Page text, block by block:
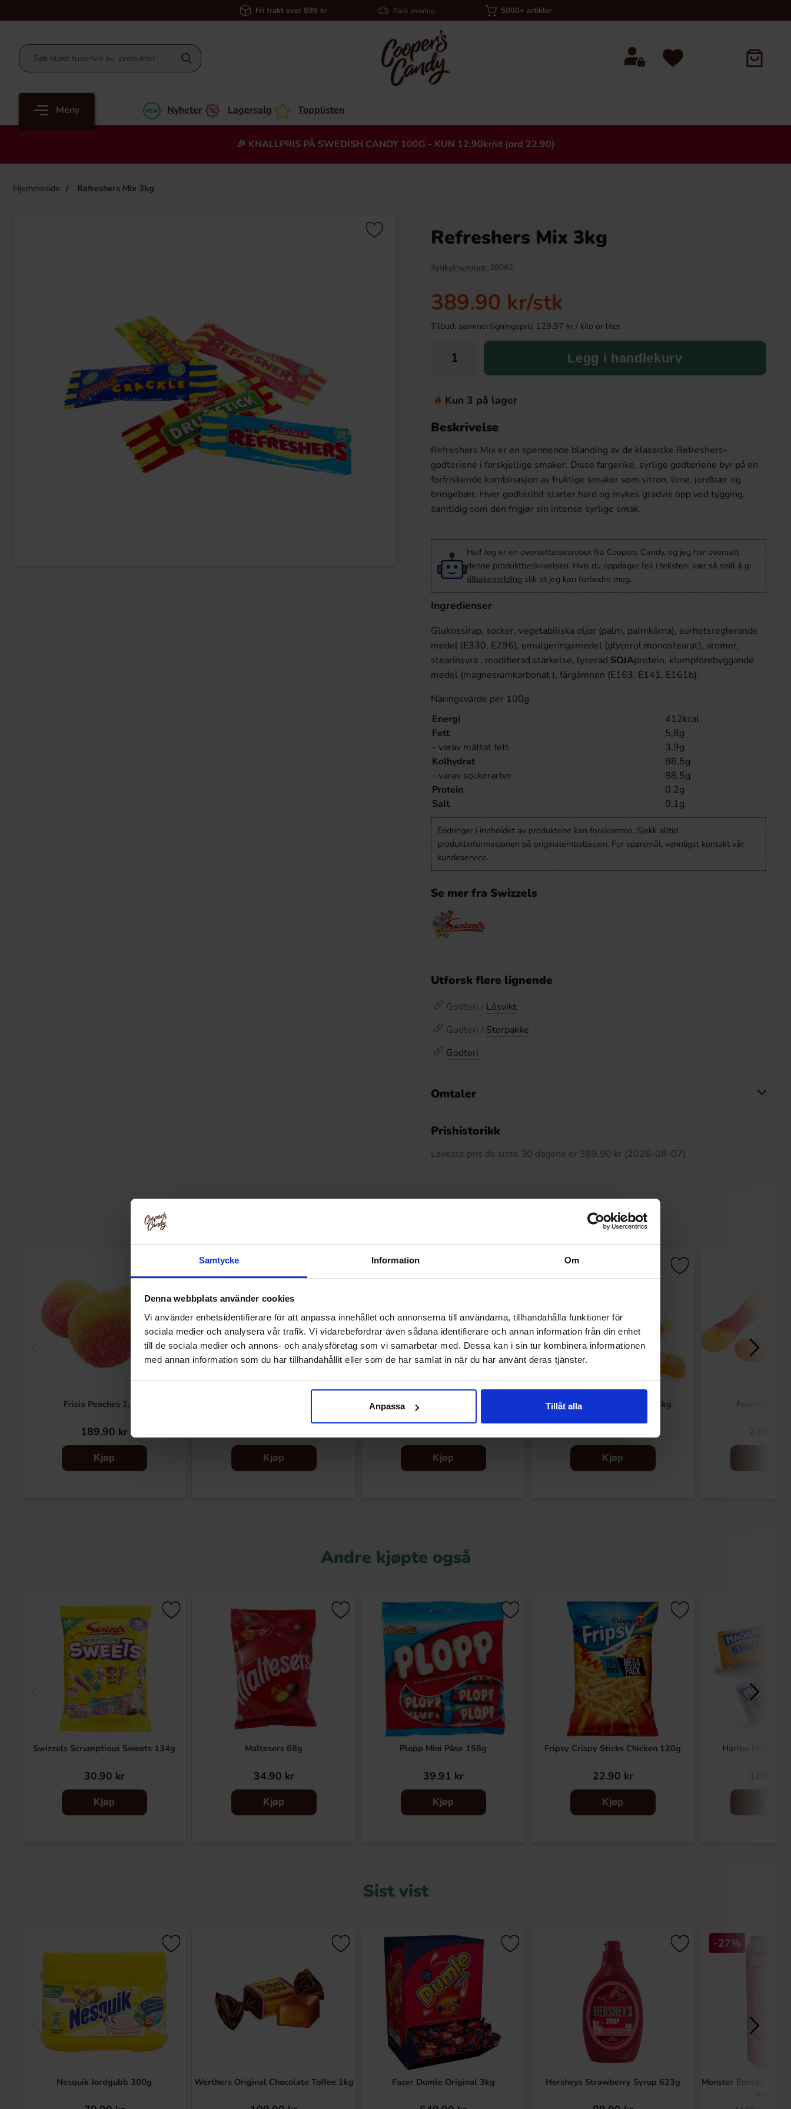
Samtycke Information Om
Denna webbplats använder cookies
Vi använder enhetsidentifierare för att anpassa innehållet och annonserna till användarna, tillhandahålla funktioner för
sociala medier och analysera vår trafik. Vi vidarebefordrar även sådana identifierare och annan information från din enhet
till de sociala medier och annons- och analysföretag som vi samarbetar med. Dessa kan i sin tur kombinera informationen
med annan information som du har tillhandahållit eller som de har samlat in när du har använt deras tjänster.
Anpassa Tillåt alla
Fri frakt over 899 kr Rask levering 5000+ artikler
Meny Nyheter Lagersalg Topplisten
🎉 KNALLPRIS PÅ SWEDISH CANDY 100G - KUN 12,90kr/st (ord 22,90)
Hjemmeside Refreshers Mix 3kg
Heading
Refreshers Citron Hel Låda 60st
229.90 kr
Red Bull Iced Vanilla Berry 25cl
39.91 kr
Marabou Daim Dubbel 56g x 36st
229.90 kr 38.90 kr
Köp Köp
Refreshers Mix 3kg
Artikelnummer: 28082
389.90 kr/stk
Tilbud, sammenligningspris 129.97 kr / kilo or liter
Legg i handlekurv
Kun 3 på lager
Beskrivelse
Refreshers Mix er en spennende blanding av de klassiske Refreshers-
godteriene i forskjellige smaker. Disse fargerike, syrlige godteriene byr på en
forfriskende kombinasjon av fruktige smaker som sitron, lime, jordbær og
bringebær. Hver godteribit starter hard og mykes gradvis opp ved tygging,
samtidig som den frigjør sin intense syrlige smak.
Hei! Jeg er en oversettelsesrobot fra Coopers Candy, og jeg har oversatt
denne produktbeskrivelsen. Hvis du oppdager feil i teksten, vær så snill å gi
tilbakemelding slik at jeg kan forbedre meg.
Ingredienser
Glukossirap, socker, vegetabiliska oljor (palm, palmkärna), surhetsreglerande
medel (E330, E296), emulgeringsmedel (glycerol monostearat), aromer,
stearinsyra , modifierad stärkelse, lyserad SOJAprotein, klumpförebyggande
medel (magnesiumkarbonat ), färgämnen (E163, E141, E161b).
Näringsvärde per 100g
Energi
412kcal
Fett
5,8g
- varav mättat fett
3,9g
Kolhydrat
88,5g
- varav sockerarter
88,5g
Protein
0,2g
Salt
0,1g
Endringer i innholdet av produktene kan forekomme. Sjekk alltid
produktinformasjonen på originalemballasjen. For spørsmål, vennligst kontakt vår
kundeservice.
Se mer fra Swizzels
Utforsk flere lignende
Godteri / Lösvikt
Godteri / Storpakke
Godteri
Omtaler
Prishistorikk
Laveste pris de siste 30 dagene er 389.90 kr (2026-08-07)
Frisia Peaches 1.5kg
189.90 kr
Kjøp Kjøp
Frisia Fruit Sugarfree 1.5kg
Kjøp
Matthijs Fruit Mix Veggie 1kg
Kjøp
Frukttungor
Andre kjøpte også
Swizzels Scrumptious Sweets 134g
30.90 kr
Kjøp
Maltesers 68g
34.90 kr
Kjøp
Plopp Mini Påse 158g
39.91 kr
Kjøp
Fripsy Crispy Sticks Chicken 120g
22.90 kr
Kjøp
Haribo Maoam
Sist vist
Nesquik Jordgubb 300g Werthers Original Chocolate Toffee 1kg Fazer Dumle Original 3kg Hersheys Strawberry Syrup 623g
-27%
Monster Energy Ultra